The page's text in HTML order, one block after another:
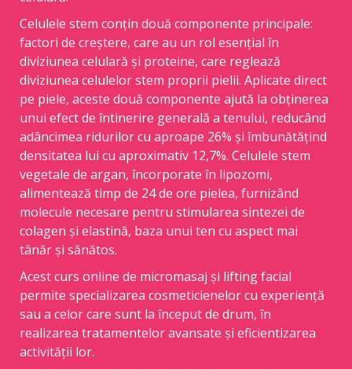
Celulele stem conțin două componente principale:
factori de creștere, care au un rol esențial în
diviziunea celulară și proteine, care reglează
diviziunea celulelor stem proprii pielii. Aplicate direct
pe piele, aceste două componente ajută la obținerea
unui efect de întinerire generală a tenului, reducând
adâncimea ridurilor cu aproape 26% și îmbunătățind
densitatea lui cu aproximativ 12,7%. Celulele stem
vegetale de argan, încorporate în lipozomi,
alimentează timp de 24 de ore pielea, furnizând
molecule necesare pentru stimularea sintezei de
colagen și elastină, baza unui ten cu aspect mai
tânăr și sănătos.
Acest curs online de micromasaj și lifting facial
permite specializarea cosmeticienelor cu experiență
sau a celor care sunt la început de drum, în
realizarea tratamentelor avansate și eficientizarea
activității lor.